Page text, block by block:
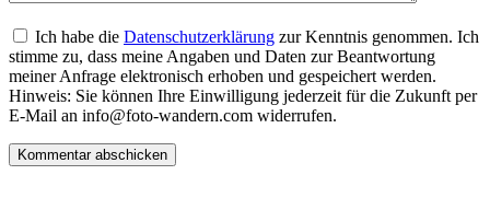
Ich habe die Datenschutzerklärung zur Kenntnis genommen. Ich
stimme zu, dass meine Angaben und Daten zur Beantwortung
meiner Anfrage elektronisch erhoben und gespeichert werden.
Hinweis: Sie können Ihre Einwilligung jederzeit für die Zukunft per
E-Mail an info@foto-wandern.com widerrufen.